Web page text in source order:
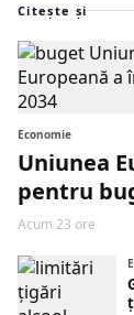
Citește și
Economie
Uniunea
pentru
Acum 23 ore